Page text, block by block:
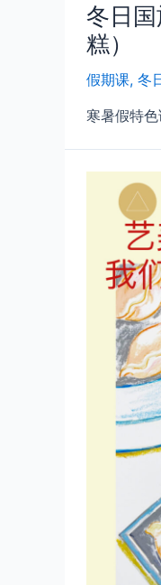
冬日国
糕）
假期课, 冬
寒暑假特